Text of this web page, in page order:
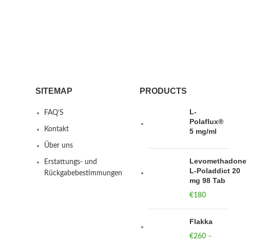
SITEMAP
FAQ’S
Kontakt
Über uns
Erstattungs- und
Rückgabebestimmungen
PRODUCTS
L-
Polaflux®
5 mg/ml
Levomethadone
L-Poladdict 20
mg 98 Tab
€180
Flakka
€260 –